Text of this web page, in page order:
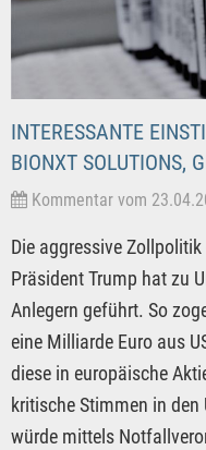
INTERESSANTE
BIONXT SOLUTIONS,
Kommentar vom
Die aggressive
Präsident Trump hat zu
Anlegern geführt. So
eine Milliarde Euro aus
diese in europäische
kritische Stimmen in den
würde mittels